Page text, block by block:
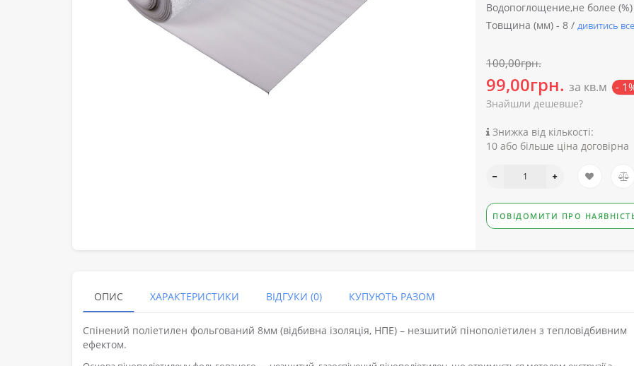
Водопоглощение,не более
Товщина (мм) - 8 / дивитись все
100,00грн.
99,00грн. за кв.м -
Знайшли дешевше?
Знижка від кількості:
10 або більше ціна договірна
ПОВІДОМИТИ ПРО
ОПИС ХАРАКТЕРИСТИКИ ВІДГУКИ (0) КУПУЮТЬ РАЗОМ
Спінений поліетилен фольгований 8мм (відбивна ізоляція, НПЕ) – незшитий пінополіетилен з тепловідбивним
ефектом.